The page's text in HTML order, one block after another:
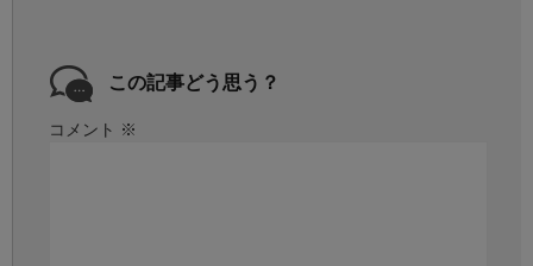
この記事どう思う？
コメント ※